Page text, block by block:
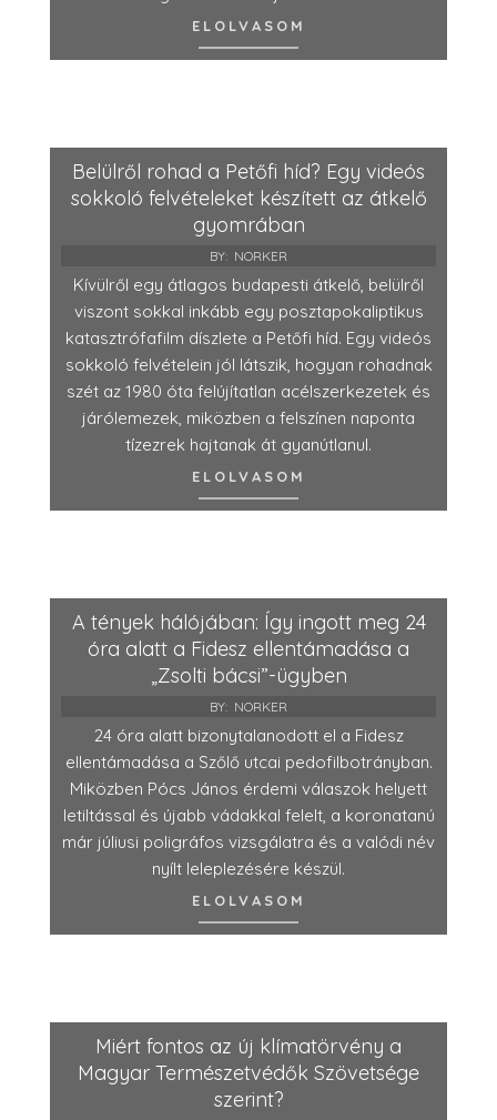
ELOLVASOM
Belülről rohad a Petőfi híd? Egy videós
sokkoló felvételeket készített az átkelő
gyomrában
BY: NORKER
Kívülről egy átlagos budapesti átkelő, belülről
viszont sokkal inkább egy posztapokaliptikus
katasztrófafilm díszlete a Petőfi híd. Egy videós
sokkoló felvételein jól látszik, hogyan rohadnak
szét az 1980 óta felújítatlan acélszerkezetek és
járólemezek, miközben a felszínen naponta
tízezrek hajtanak át gyanútlanul.
ELOLVASOM
A tények hálójában: Így ingott meg 24
óra alatt a Fidesz ellentámadása a
„Zsolti bácsi”-ügyben
BY: NORKER
24 óra alatt bizonytalanodott el a Fidesz
ellentámadása a Szőlő utcai pedofilbotrányban.
Miközben Pócs János érdemi válaszok helyett
letiltással és újabb vádakkal felelt, a koronatanú
már júliusi poligráfos vizsgálatra és a valódi név
nyílt leleplezésére készül.
ELOLVASOM
Miért fontos az új klímatörvény a
Magyar Természetvédők Szövetsége
szerint?